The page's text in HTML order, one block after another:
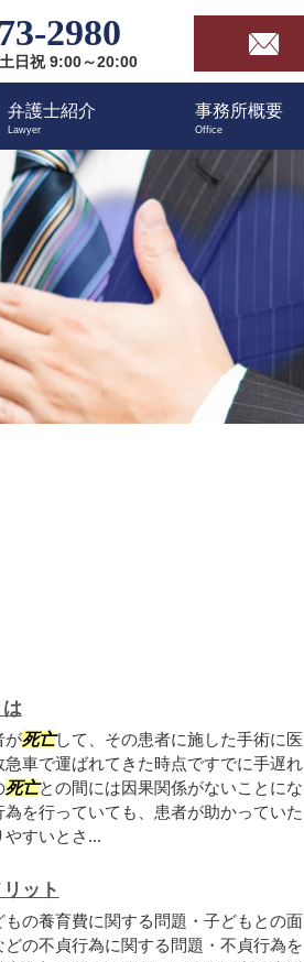
2980
日祝 9:00～20:00
弁護士紹介 事務所概要
が死亡して、その患者に施した手術に医
車で運ばれてきた時点ですでに手遅れ
死亡との間には因果関係がないことにな
を行っていても、患者が助かっていた
すいとさ...
ット
の養育費に関する問題・子どもとの面
の不貞行為に関する問題・不貞行為を